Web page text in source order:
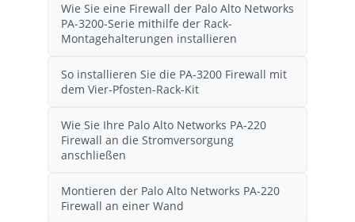
Wie Sie eine Firewall der Palo Alto Networks
PA-3200-Serie mithilfe der Rack-
Montagehalterungen installieren
So installieren Sie die PA-3200 Firewall mit
dem Vier-Pfosten-Rack-Kit
Wie Sie Ihre Palo Alto Networks PA-220
Firewall an die Stromversorgung
anschließen
Montieren der Palo Alto Networks PA-220
Firewall an einer Wand